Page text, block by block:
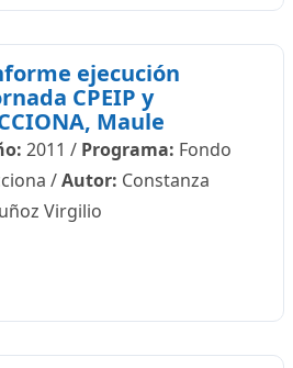
ejecución
CPEIP y
Maule
2011 / Programa: Fondo
/Autor: Constanza
Virgilio